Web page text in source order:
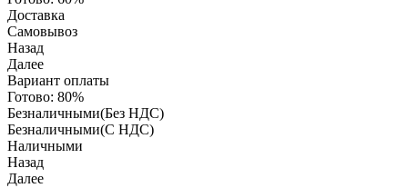
Доставка
Самовывоз
Назад
Далее
Вариант оплаты
Готово: 80%
Безналичными(Без НДС)
Безналичными(С НДС)
Наличными
Назад
Далее